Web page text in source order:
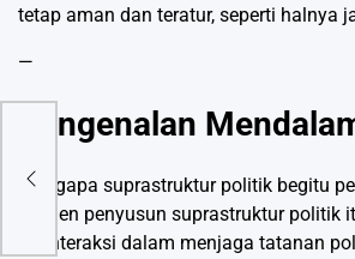
tetap aman dan teratur, seperti halnya
—
Pengenalan
Mengapa suprastruktur politik begitu
elemen penyusun suprastruktur
berinteraksi dalam menjaga tatanan